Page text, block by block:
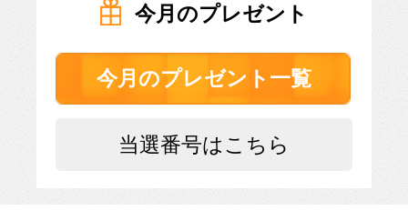
今月のプレゼント
今月のプレゼント一覧
当選番号はこちら